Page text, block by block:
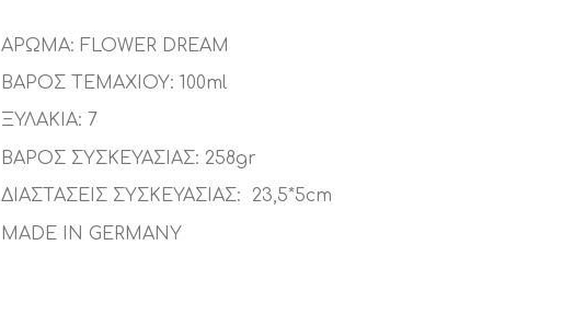
ΑΡΩΜΑ: FLOWER DREAM
ΒΑΡΟΣ ΤΕΜΑΧΙΟΥ: 100ml
ΞΥΛΑΚΙΑ: 7
ΒΑΡΟΣ ΣΥΣΚΕΥΑΣΙΑΣ: 258gr
ΔΙΑΣΤΑΣΕΙΣ ΣΥΣΚΕΥΑΣΙΑΣ: 23,5*5cm
MADE IN GERMANY